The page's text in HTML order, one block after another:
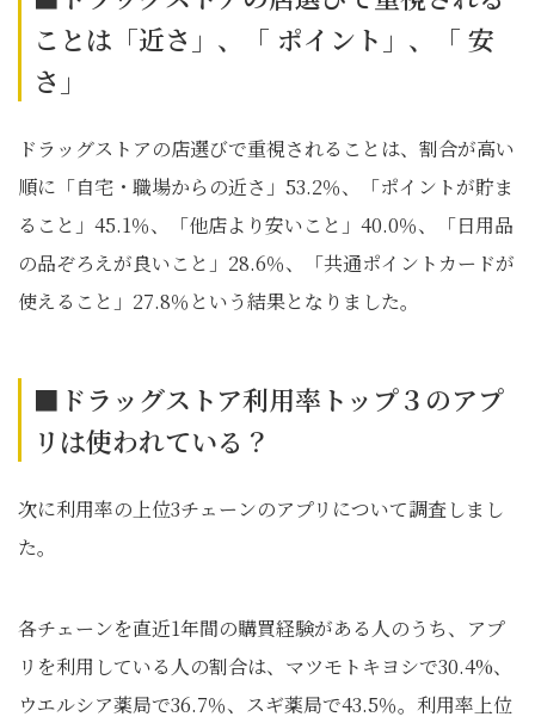
ことは「近さ」、「 ポイント」、「 安
さ」
ドラッグストアの店選びで重視されることは、割合が高い
順に「自宅・職場からの近さ」53.2％、「ポイントが貯ま
ること」45.1％、「他店より安いこと」40.0％、「日用品
の品ぞろえが良いこと」28.6％、「共通ポイントカードが
使えること」27.8％という結果となりました。
■ドラッグストア利用率トップ３のアプ
リは使われている？
次に利用率の上位3チェーンのアプリについて調査しまし
た。
各チェーンを直近1年間の購買経験がある人のうち、アプ
リを利用している人の割合は、マツモトキヨシで30.4%、
ウエルシア薬局で36.7％、スギ薬局で43.5％。利用率上位